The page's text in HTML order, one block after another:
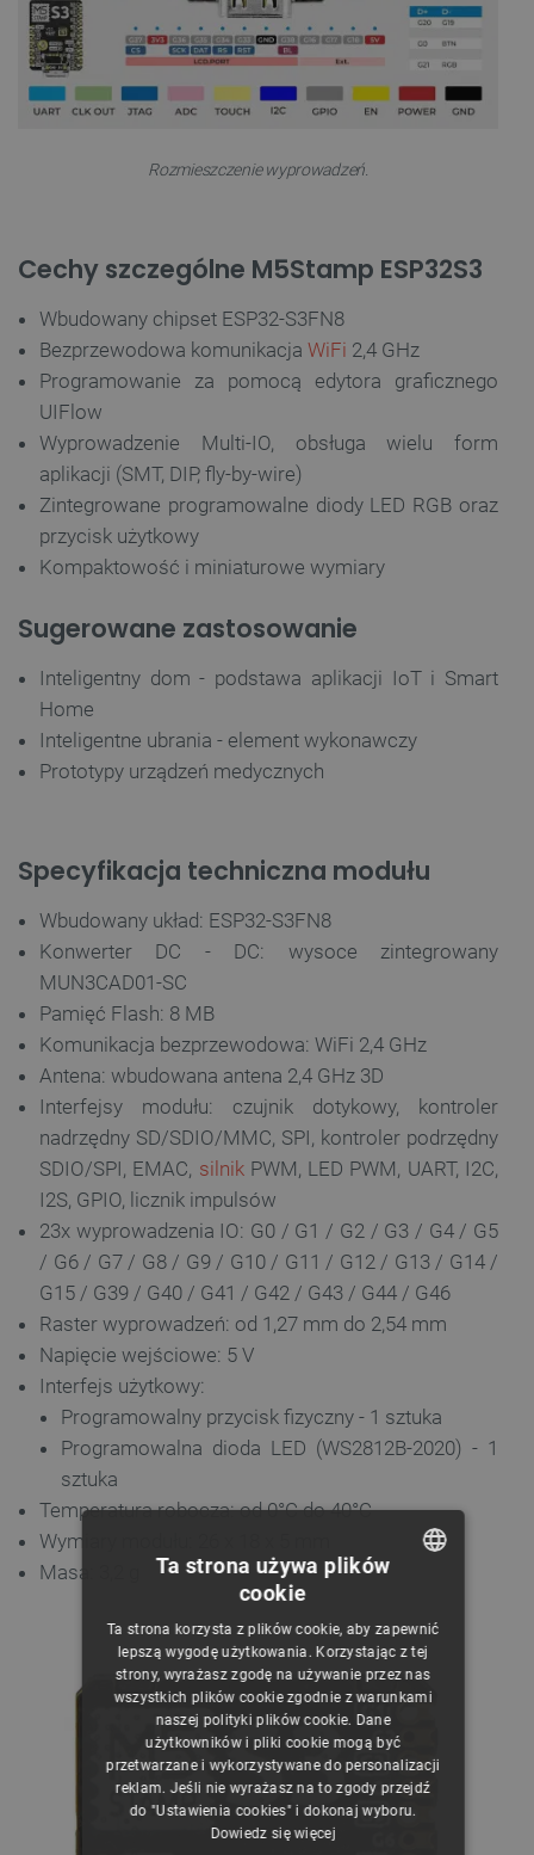
Rozmieszczenie wyprowadzeń.
Cechy szczególne M5Stamp ESP32S3
Wbudowany chipset ESP32-S3FN8
Bezprzewodowa komunikacja WiFi 2,4 GHz
Programowanie za pomocą edytora graficznego
UIFlow
Wyprowadzenie Multi-IO, obsługa wielu form
aplikacji (SMT, DIP, fly-by-wire)
Zintegrowane programowalne diody LED RGB oraz
przycisk użytkowy
Kompaktowość i miniaturowe wymiary
Sugerowane zastosowanie
Inteligentny dom - podstawa aplikacji IoT i Smart
Home
Inteligentne ubrania - element wykonawczy
Prototypy urządzeń medycznych
Specyfikacja techniczna modułu
Wbudowany układ: ESP32-S3FN8
Konwerter DC - DC: wysoce zintegrowany
MUN3CAD01-SC
Pamięć Flash: 8 MB
Komunikacja bezprzewodowa: WiFi 2,4 GHz
Antena: wbudowana antena 2,4 GHz 3D
Interfejsy modułu: czujnik dotykowy, kontroler
nadrzędny SD/SDIO/MMC, SPI, kontroler podrzędny
SDIO/SPI, EMAC, silnikPWM, LED PWM, UART, I2C,
I2S, GPIO, licznik impulsów
23x wyprowadzenia IO: G0 / G1 / G2 / G3 / G4 / G5
/ G6 / G7 / G8 / G9 / G10 / G11 / G12 / G13 / G14 /
G15 / G39 / G40 / G41 / G42 / G43 / G44 / G46
Raster wyprowadzeń: od 1,27 mm do 2,54 mm
Napięcie wejściowe: 5 V
Interfejs użytkowy:
Programowalny przycisk fizyczny - 1 sztuka
Programowalna dioda LED (WS2812B-2020) - 1
sztuka
Temperatura robocza: od 0°C do 40°C
Wymiary modułu: 26 x 18 x 5 mm
Masa: 3,2 g
CZECH
ENGLISH
GERMAN
Ta strona używa plików
cookie
Ta strona korzysta z plików cookie, aby zapewnić
lepszą wygodę użytkowania. Korzystając z tej
strony, wyrażasz zgodę na używanie przez nas
wszystkich plików cookie zgodnie z warunkami
naszej polityki plików cookie. Dane
użytkowników i pliki cookie mogą być
przetwarzane i wykorzystywane do personalizacji
reklam. Jeśli nie wyrażasz na to zgody przejdź
do "Ustawienia cookies" i dokonaj wyboru.
Dowiedz się więcej